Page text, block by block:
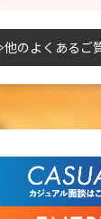
のよくあるご